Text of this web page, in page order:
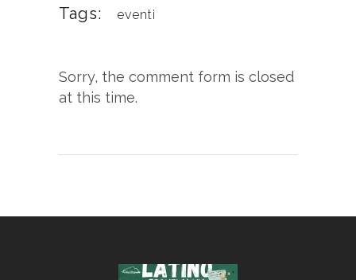
Tags: eventi
Sorry, the comment form is closed
at this time.